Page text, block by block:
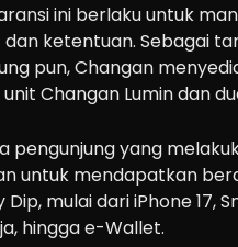
ini berlaku untuk
ketentuan. Sebagai
pun, Changan
Changan Lumin dan
pengunjung yang
untuk mendapatkan
mulai dari iPhone 17,
hingga e-Wallet.